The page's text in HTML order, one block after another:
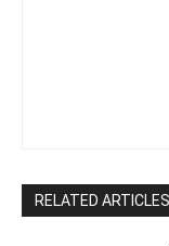
RELATED ARTICLES